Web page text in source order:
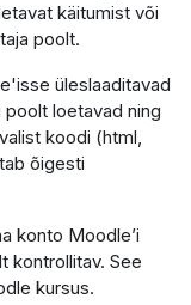
käitumist või
poolt.
üleslaaditavad
loetavad ning
koodi (html,
õigesti
konto Moodle’i
kontrollitav. See
kursus.